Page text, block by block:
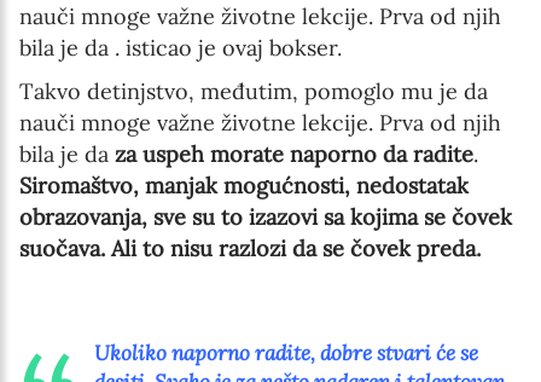
nauči mnoge važne životne lekcije. Prva od njih
bila je da . isticao je ovaj bokser.
Takvo detinjstvo, međutim, pomoglo mu je da
nauči mnoge važne životne lekcije. Prva od njih
bila je da za uspeh morate naporno da radite.
Siromaštvo, manjak mogućnosti, nedostatak
obrazovanja, sve su to izazovi sa kojima se čovek
suočava. Ali to nisu razlozi da se čovek preda.
Ukoliko naporno radite, dobre stvari će se